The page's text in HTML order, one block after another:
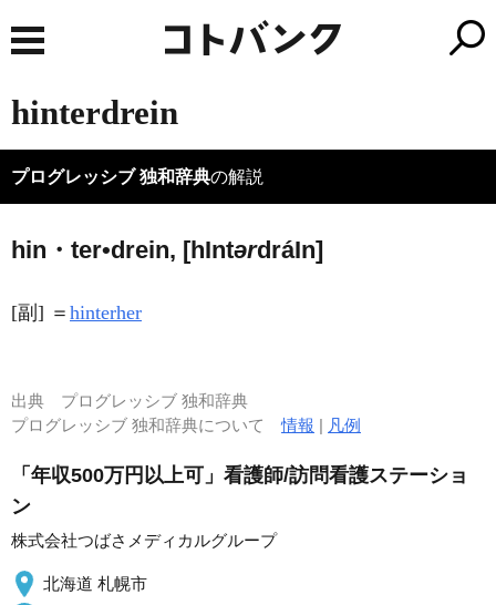
hinterdrein
プログレッシブ 独和辞典の解説
hin・ter•drein, [hIntərdráIn]
[副] ＝ hinterher
出典 プログレッシブ 独和辞典
プログレッシブ 独和辞典について情報 | 凡例
「年収500万円以上可」看護師/訪問看護ステーショ
ン
株式会社つばさメディカルグループ
北海道 札幌市